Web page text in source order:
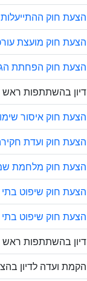
הצעת חוק
הצעת חוק מועצת
הצעת חוק הפחתת
דיון בהשתתפות ראש
הצעת חוק איסור
הצעת חוק ועדת
הצעת חוק מלחמת
הצעת חוק שיפוט בתי
הצעת חוק שיפוט בתי
דיון בהשתתפות ראש
הקמת ועדה לדיון